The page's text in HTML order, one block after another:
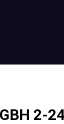
2-